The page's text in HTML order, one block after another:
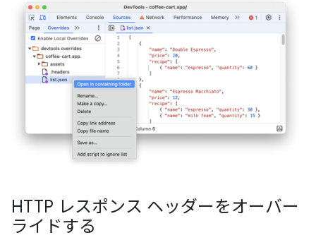
HTTP レスポンス ヘッダーをオーバー
ライドする